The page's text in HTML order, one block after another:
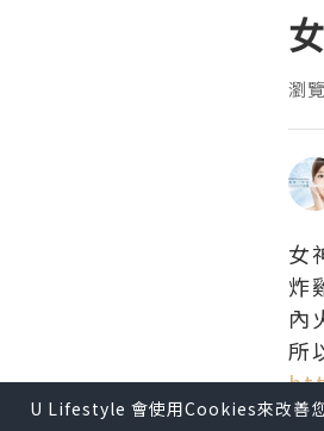
瀏
女
炸
內
所
【
U Lifestyle 會使用Cookies來改善